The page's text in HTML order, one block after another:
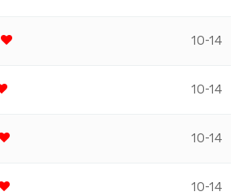
10-14
10-14
10-14
10-14